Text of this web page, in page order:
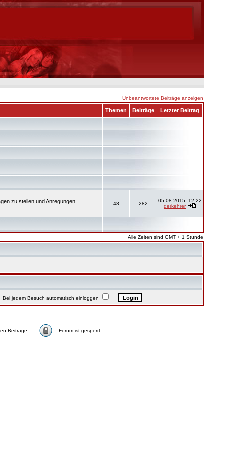
Unbeantwortete Beiträge anzeigen
Themen Beiträge Letzter Beitrag
zu stellen und Anregungen
48 282
05.08.2015, 12:22
derkehrer
Alle Zeiten sind GMT + 1 Stunde
jedem Besuch automatisch einloggen
Beiträge Forum ist gesperrt